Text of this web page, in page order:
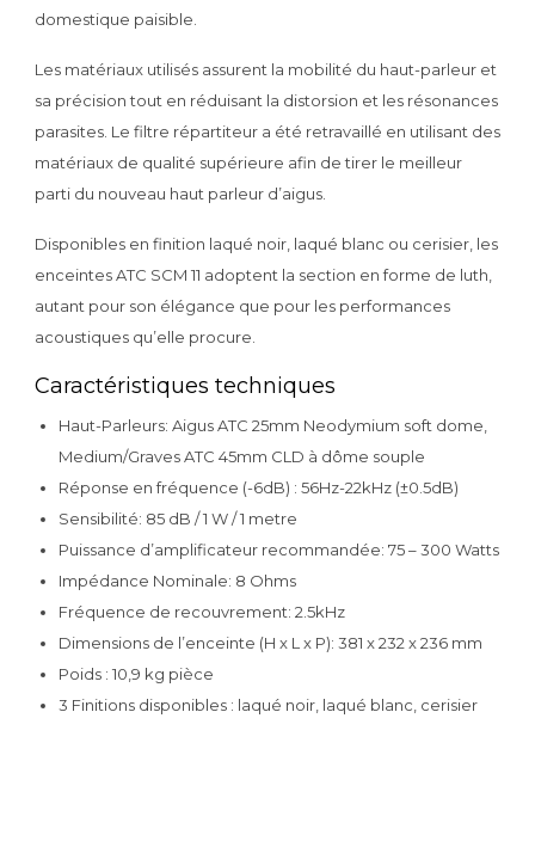
domestique paisible.
Les matériaux utilisés assurent la mobilité du haut-parleur et
sa précision tout en réduisant la distorsion et les résonances
parasites. Le filtre répartiteur a été retravaillé en utilisant des
matériaux de qualité supérieure afin de tirer le meilleur
parti du nouveau haut parleur d’aigus.
Disponibles en finition laqué noir, laqué blanc ou cerisier, les
enceintes ATC SCM 11 adoptent la section en forme de luth,
autant pour son élégance que pour les performances
acoustiques qu’elle procure.
Caractéristiques techniques
Haut-Parleurs: Aigus ATC 25mm Neodymium soft dome,
Medium/Graves ATC 45mm CLD à dôme souple
Réponse en fréquence (-6dB) : 56Hz-22kHz (±0.5dB)
Sensibilité: 85 dB / 1 W / 1 metre
Puissance d’amplificateur recommandée: 75 – 300 Watts
Impédance Nominale: 8 Ohms
Fréquence de recouvrement: 2.5kHz
Dimensions de l’enceinte (H x L x P): 381 x 232 x 236 mm
Poids : 10,9 kg pièce
3 Finitions disponibles : laqué noir, laqué blanc, cerisier